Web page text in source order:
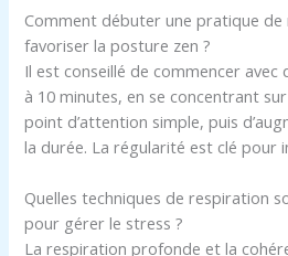
Comment débuter une pratique
favoriser la posture zen ?
Il est conseillé de commencer avec
à 10 minutes, en se concentrant
point d’attention simple, puis
la durée. La régularité est clé pour
Quelles techniques de respiration
pour gérer le stress ?
La respiration profonde et la